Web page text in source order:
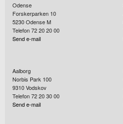
Odense
Forskerparken 10
5230Odense M
Telefon 72 20 20 00
Send e-mail
Aalborg
Norbis Park 100
9310Vodskov
Telefon 72 20 30 00
Send e-mail